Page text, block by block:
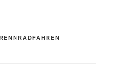
RENNRADFAHREN